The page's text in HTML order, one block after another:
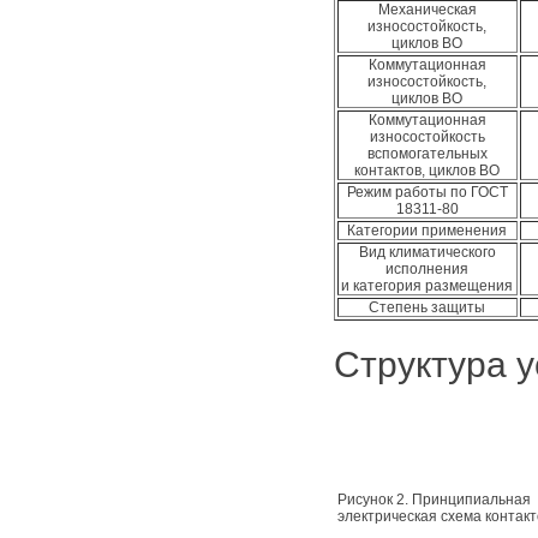
Механическая
износостойкость,
циклов ВО
Коммутационная
износостойкость,
циклов ВО
Коммутационная
износостойкость
вспомогательных
контактов, циклов ВО
Режим работы по ГОСТ
18311-80
Категории применения
Вид климатического
исполнения
и категория размещения
Степень защиты
Структура
Рисунок 2. Принципиальная
электрическая схема